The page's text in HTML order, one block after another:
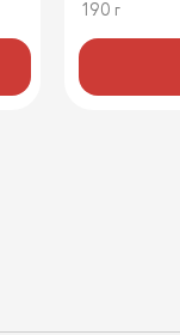
190 г